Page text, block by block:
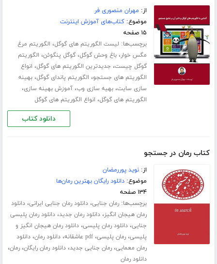
از: مهران منصوری فر
موضوع:کتاب‌های آموزش اینترنت
۱۵ صفحه
برچسب‌ها: لیست الگوریتم های گوگل، الگوریتم مرغ
مگس خوار،باغ وحش گوگل،گوگل پنگوئن، الگوریتم
گوگل چیست، جدیدترین الگوریتم های گوگل، انواع
الگوریتم های جستجو، الگوریتم پاندای گوگل،بهینه
سازی سایت،بهیه سازی وب،آموزش بهینه سازی،
الگوریتم های گوگل، انواع الگوریتم های گوگل
دانلود کتاب
کتاب رمان در جستجو
از:نوید پوررمضان
موضوع:دانلود رایگان بهترین رمان‌ها
۱۳۴ صفحه
برچسب‌ها:رمان جنایی،دانلود رمان جنایی ایرانی،دانلود
رمان هیجان انگیز،دانلود رمان جدید،دانلود رمان پلیسی
جنایی،دانلود رمان پلیسی،دانلود رمان هیجان انگیز و
پلیسی،رمان پلیسی،pdf عاشقانه ،دانلود رمان،دانلود
رمان معمایی،رمان جنایی جدید،دانلود رمان رایگان،رمان،
دانلود رمان